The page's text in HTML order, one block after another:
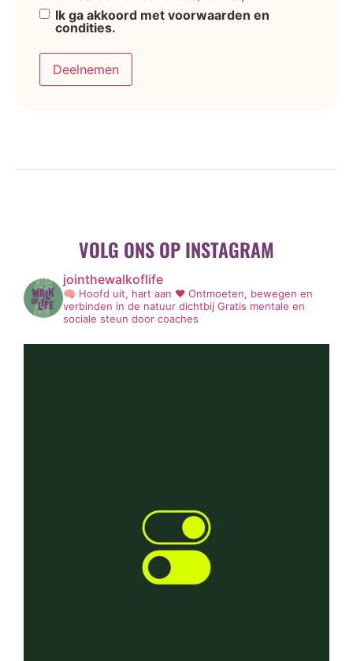
Ik ga akkoord met voorwaarden en
condities.
Deelnemen
VOLG ONS OP INSTAGRAM
jointhewalkoflife
🧠 Hoofd uit, hart aan ❤️ Ontmoeten, bewegen en
verbinden in de natuur dichtbij Gratis mentale en
sociale steun door coaches